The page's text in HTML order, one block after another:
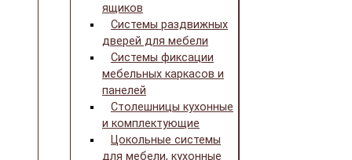
ящиков
Системы раздвижных
дверей для мебели
Системы фиксации
мебельных каркасов и
панелей
Столешницы кухонные
и комплектующие
Цокольные системы
для мебели, кухонные